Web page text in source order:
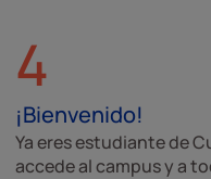
4
¡Bienvenido!
Ya eres estudiante de
accede al campus y a